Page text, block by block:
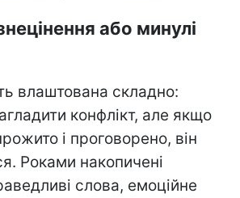
або минулі
влаштована складно:
конфлікт, але якщо
і проговорено, він
Роками накопичені
слова, емоційне